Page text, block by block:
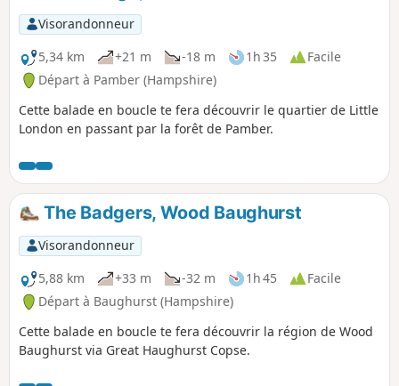
Visorandonneur
5,34 km
+21 m -18 m 1h 35
Facile
Départ à Pamber (Hampshire)
Cette balade en boucle te fera découvrir le quartier de Little
London en passant par la forêt de Pamber.
The Badgers, Wood Baughurst
Visorandonneur
5,88 km
+33 m -32 m 1h 45
Facile
Départ à Baughurst (Hampshire)
Cette balade en boucle te fera découvrir la région de Wood
Baughurst via Great Haughurst Copse.